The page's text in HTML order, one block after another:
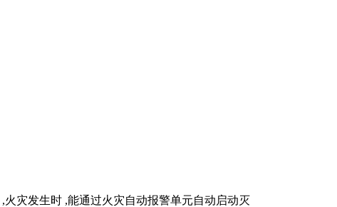
,火灾发生时 ,能通过火灾自动报警单元自动启动灭